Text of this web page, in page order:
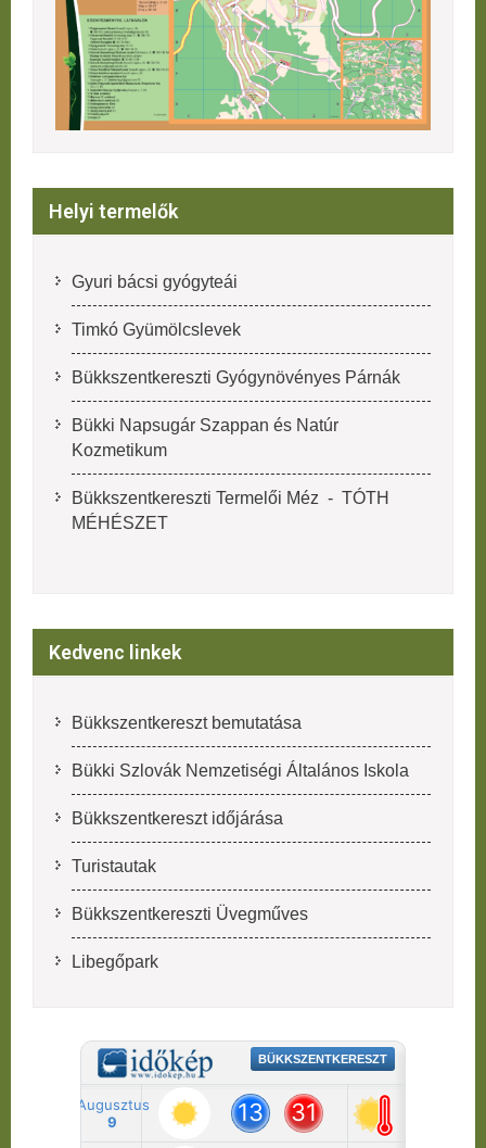
Helyi termelők
Gyuri bácsi gyógyteái
Timkó Gyümölcslevek
Bükkszentkereszti Gyógynövényes Párnák
Bükki Napsugár Szappan és Natúr
Kozmetikum
Bükkszentkereszti Termelői Méz - TÓTH
MÉHÉSZET
Kedvenc linkek
Bükkszentkereszt bemutatása
Bükki Szlovák Nemzetiségi Általános Iskola
Bükkszentkereszt időjárása
Turistautak
Bükkszentkereszti Üvegműves
Libegőpark